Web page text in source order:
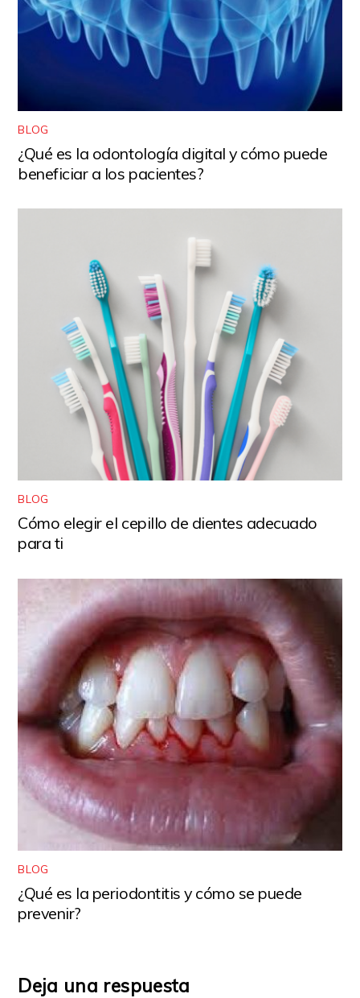
BLOG
¿Qué es la odontología digital y cómo puede
beneficiar a los pacientes?
BLOG
Cómo elegir el cepillo de dientes adecuado
para ti
BLOG
¿Qué es la periodontitis y cómo se puede
prevenir?
Deja una respuesta